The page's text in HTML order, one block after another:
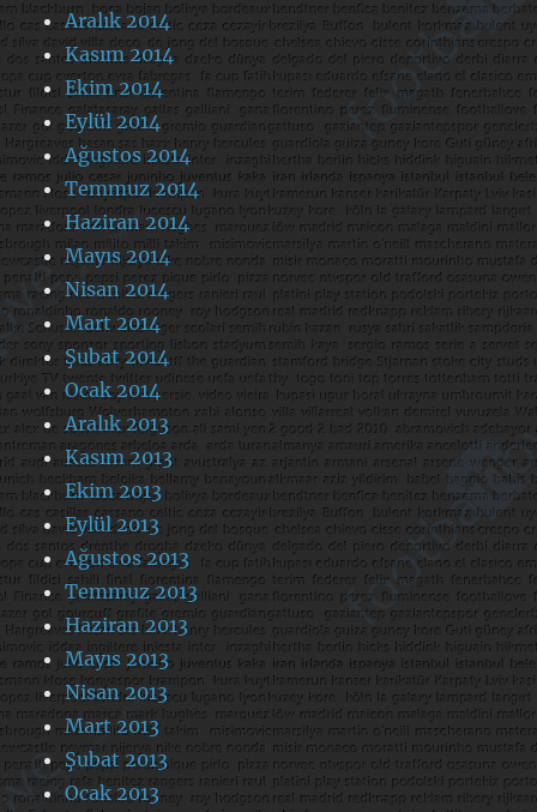
Aralık 2014
Kasım 2014
Ekim 2014
Eylül 2014
Ağustos 2014
Temmuz 2014
Haziran 2014
Mayıs 2014
Nisan 2014
Mart 2014
Şubat 2014
Ocak 2014
Aralık 2013
Kasım 2013
Ekim 2013
Eylül 2013
Ağustos 2013
Temmuz 2013
Haziran 2013
Mayıs 2013
Nisan 2013
Mart 2013
Şubat 2013
Ocak 2013